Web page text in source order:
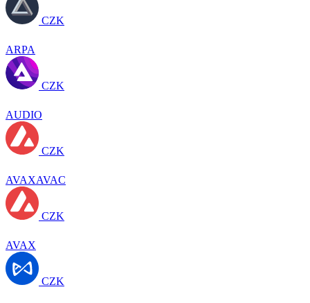
CZK
ARPA
CZK
AUDIO
CZK
AVAXAVAC
CZK
AVAX
CZK